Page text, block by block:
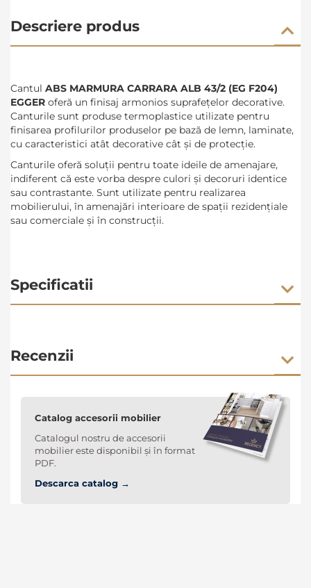
Descriere produs
Cantul ABS MARMURA CARRARA ALB 43/2 (EG F204)
EGGER oferă un finisaj armonios suprafețelor decorative.
Canturile sunt produse termoplastice utilizate pentru
finisarea profilurilor produselor pe bază de lemn, laminate,
cu caracteristici atât decorative cât şi de protecţie.
Canturile oferă soluții pentru toate ideile de amenajare,
indiferent că este vorba despre culori și decoruri identice
sau contrastante. Sunt utilizate pentru realizarea
mobilierului, în amenajări interioare de spații rezidențiale
sau comerciale și în construcții.
Specificatii
Recenzii
Catalog accesorii mobilier
Catalogul nostru de accesorii
mobilier este disponibil și în format
PDF.
Descarca catalog →